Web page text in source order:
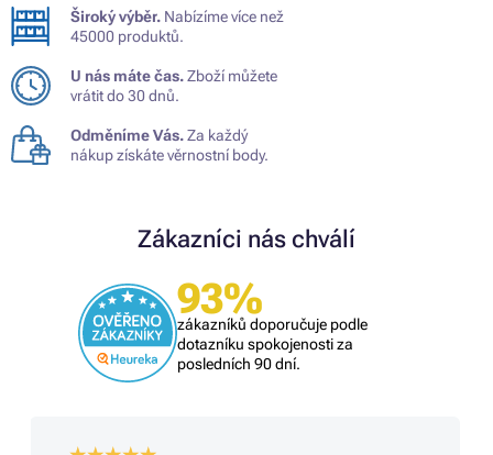
Široký výběr. Nabízíme více než
45000 produktů.
U nás máte čas.Zboží můžete
vrátit do 30 dnů.
Odměníme Vás.Za každý
nákup získáte věrnostní body.
Zákazníci nás chválí
93%
zákazníků doporučuje podle
dotazníku spokojenosti za
posledních 90 dní.